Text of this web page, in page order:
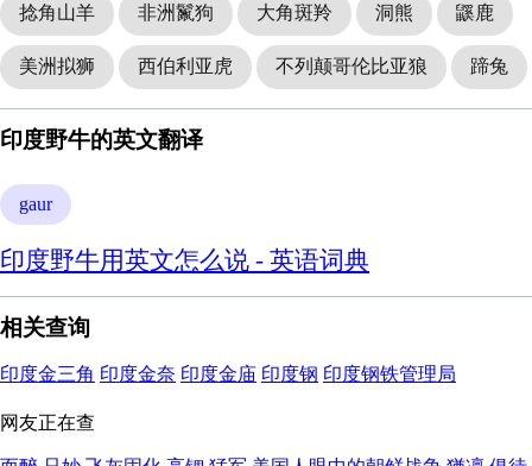
捻角山羊 非洲鬣狗 大角斑羚 洞熊 鼷鹿
美洲拟狮 西伯利亚虎 不列颠哥伦比亚狼 蹄兔
印度野牛的英文翻译
gaur
印度野牛用英文怎么说 - 英语词典
相关查询
印度金三角 印度金奈 印度金庙 印度钢 印度钢铁管理局
网友正在查